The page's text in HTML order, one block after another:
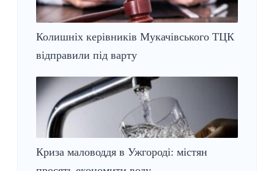
Колишніх керівників Мукачівського ТЦК
відправили під варту
Криза маловоддя в Ужгороді: містян